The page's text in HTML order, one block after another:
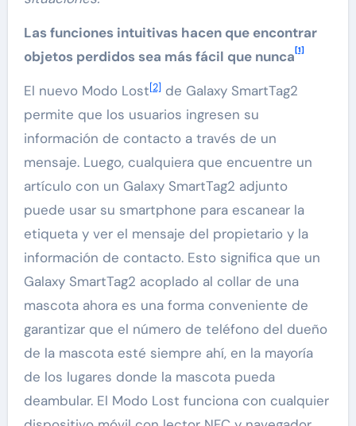
Las funciones intuitivas hacen que encontrar
objetos perdidos sea más fácil que nunca [1]
El nuevo Modo Lost[2] de Galaxy SmartTag2
permite que los usuarios ingresen su
información de contacto a través de un
mensaje. Luego, cualquiera que encuentre un
artículo con un Galaxy SmartTag2 adjunto
puede usar su smartphone para escanear la
etiqueta y ver el mensaje del propietario y la
información de contacto. Esto significa que un
Galaxy SmartTag2 acoplado al collar de una
mascota ahora es una forma conveniente de
garantizar que el número de teléfono del dueño
de la mascota esté siempre ahí, en la mayoría
de los lugares donde la mascota pueda
deambular. El Modo Lost funciona con cualquier